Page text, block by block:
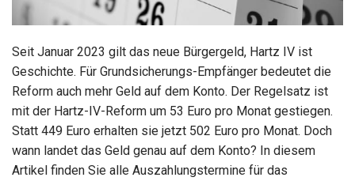
Seit Januar 2023 gilt das neue Bürgergeld, Hartz IV ist
Geschichte. Für Grundsicherungs-Empfänger bedeutet die
Reform auch mehr Geld auf dem Konto. Der Regelsatz ist
mit der Hartz-IV-Reform um 53 Euro pro Monat gestiegen.
Statt 449 Euro erhalten sie jetzt 502 Euro pro Monat. Doch
wann landet das Geld genau auf dem Konto? In diesem
Artikel finden Sie alle Auszahlungstermine für das